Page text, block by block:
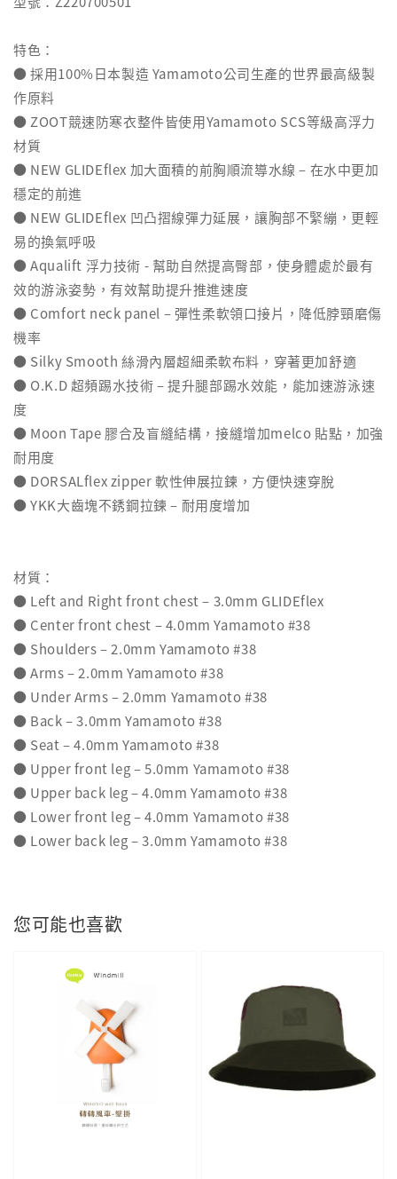
特色：
● 採用100%日本製造 Yamamoto公司生產的世界最高級製
作原料
● ZOOT競速防寒衣整件皆使用Yamamoto SCS等級高浮力
材質
● NEW GLIDEflex 加大面積的前胸順流導水線 – 在水中更加
穩定的前進
● NEW GLIDEflex 凹凸摺線彈力延展，讓胸部不緊繃，更輕
易的換氣呼吸
● Aqualift 浮力技術 - 幫助自然提高臀部，使身體處於最有
效的游泳姿勢，有效幫助提升推進速度
● Comfort neck panel – 彈性柔軟領口接片，降低脖頸磨傷
機率
● Silky Smooth 絲滑內層超細柔軟布料，穿著更加舒適
● O.K.D 超頻踢水技術 – 提升腿部踢水效能，能加速游泳速
度
● Moon Tape 膠合及盲縫結構，接縫增加melco 貼點，加強
耐用度
● DORSALflex zipper 軟性伸展拉鍊，方便快速穿脫
● YKK大齒塊不銹鋼拉鍊 – 耐用度增加
材質：
● Left and Right front chest – 3.0mm GLIDEflex
● Center front chest – 4.0mm Yamamoto #38
● Shoulders – 2.0mm Yamamoto #38
● Arms – 2.0mm Yamamoto #38
● Under Arms – 2.0mm Yamamoto #38
● Back – 3.0mm Yamamoto #38
● Seat – 4.0mm Yamamoto #38
● Upper front leg – 5.0mm Yamamoto #38
● Upper back leg – 4.0mm Yamamoto #38
● Lower front leg – 4.0mm Yamamoto #38
● Lower back leg – 3.0mm Yamamoto #38
您可能也喜歡